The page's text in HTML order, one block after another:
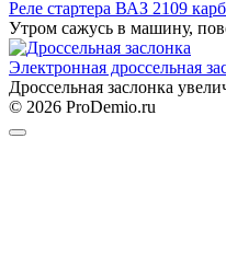
Реле стартера ВАЗ 2109
Утром сажусь в машину,
Электронная дроссельная
Дроссельная заслонка
© 2026 ProDemio.ru